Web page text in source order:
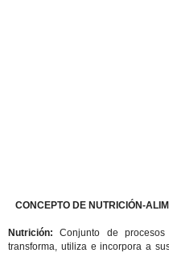
CONCEPTO DE NUTRICIÓN-
Nutrición: Conjunto de
transforma, utiliza e incorpora a